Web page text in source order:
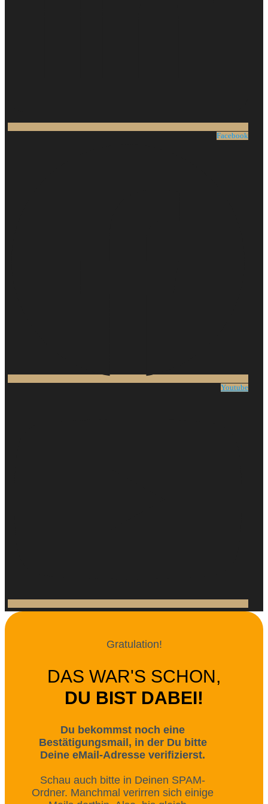
Facebook
Youtube
Gratulation!
DAS WAR'S SCHON,
DU BIST DABEI!
Du bekommst noch eine
Bestätigungsmail, in der Du bitte
Deine eMail-Adresse verifizierst.
Schau auch bitte in Deinen SPAM-
Ordner. Manchmal verirren sich einige